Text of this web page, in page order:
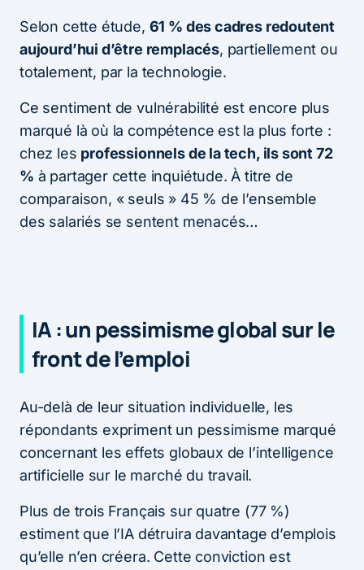
Selon cette étude, 61 % des cadres redoutent
aujourd’hui d’être remplacés, partiellement ou
totalement, par la technologie.
Ce sentiment de vulnérabilité est encore plus
marqué là où la compétence est la plus forte :
chez les professionnels de la tech, ils sont 72
% à partager cette inquiétude. À titre de
comparaison, « seuls » 45 % de l’ensemble
des salariés se sentent menacés…
IA : un pessimisme global sur le
front de l’emploi
Au-delà de leur situation individuelle, les
répondants expriment un pessimisme marqué
concernant les effets globaux de l’intelligence
artificielle sur le marché du travail.
Plus de trois Français sur quatre (77 %)
estiment que l’IA détruira davantage d’emplois
qu’elle n’en créera. Cette conviction est